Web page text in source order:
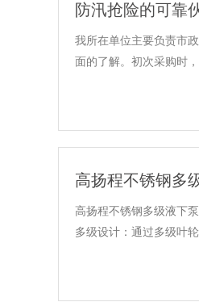
防汛抢险的可靠
我所在单位主要负责市
面的了解。初次采购时
高扬程不锈钢多
高扬程不锈钢多级液下
多级设计：‌通过多级叶